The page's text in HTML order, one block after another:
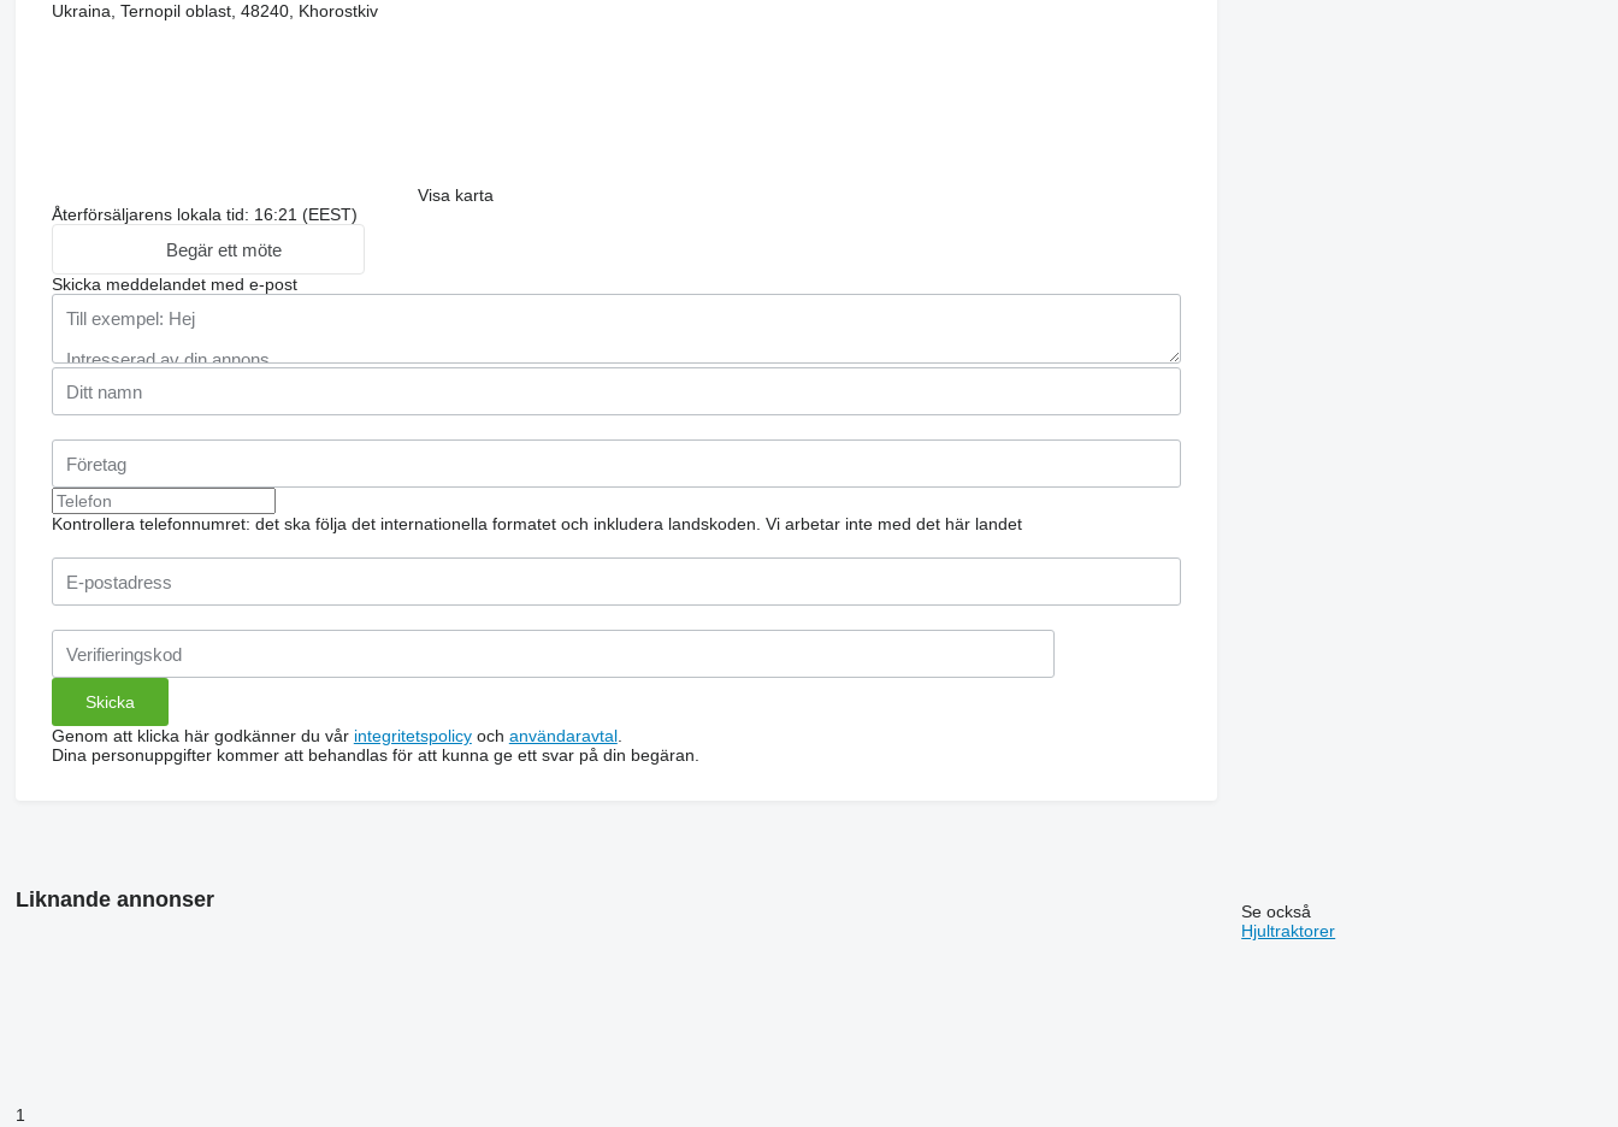
Ukraina, Ternopil oblast, 48240, Khorostkiv
Visa karta
Återförsäljarens lokala tid: 16:21 (EEST)
Begär ett möte
Skicka meddelandet med e-post
Kontrollera telefonnumret: det ska följa det internationella formatet och inkludera landskoden. Vi arbetar inte med det här landet
Genom att klicka här godkänner du vår integritetspolicyoch användaravtal.
Dina personuppgifter kommer att behandlas för att kunna ge ett svar på din begäran.
Liknande annonser
1
Se också
Hjultraktorer